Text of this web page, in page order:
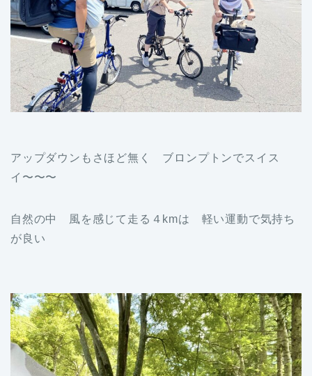
アップダウンもさほど無く ブロンプトンでスイス
イ〜〜〜
自然の中 風を感じて走る４kmは 軽い運動で気持ち
が良い